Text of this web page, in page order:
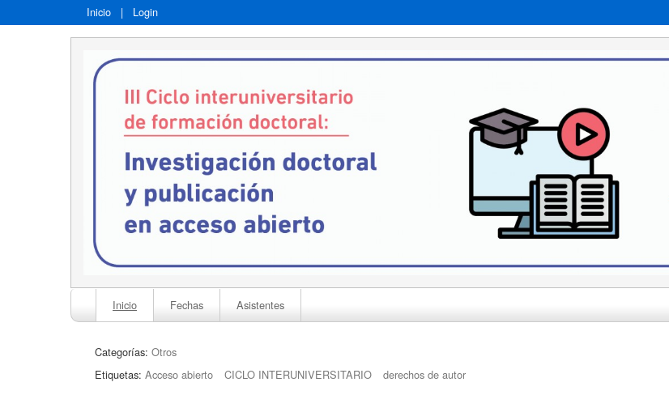
Inicio | Login
Inicio Fechas Asistentes
Categorías: Otros
Etiquetas: Acceso abierto CICLO INTERUNIVERSITARIO derechos de autor